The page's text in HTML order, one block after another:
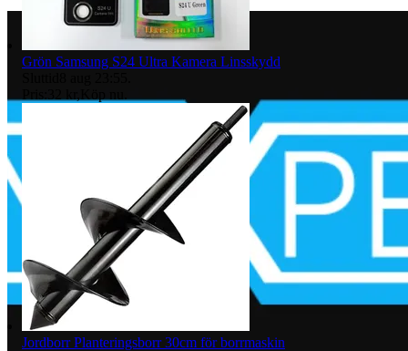
Grön Samsung S24 Ultra Kamera Linsskydd
Jordborr Planteringsborr 30cm för borrmaskin